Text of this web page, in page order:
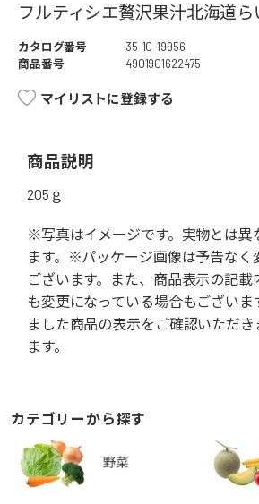
フルティシエ贅沢果汁北海道
カタログ番号
35-10-19956
商品番号
4901901622475
マイリストに登録する
商品説明
205ｇ
※写真はイメージです。実物とは異
ます。※パッケージ画像は予告なく
ございます。また、商品表示の記載
も変更になっている場合もございま
ました商品の表示をご確認いただ
ます。
カテゴリーから探す